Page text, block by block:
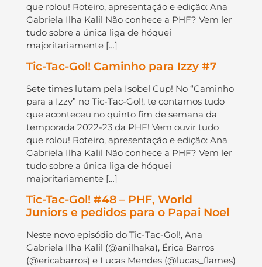
que rolou! Roteiro, apresentação e edição: Ana
Gabriela Ilha Kalil Não conhece a PHF? Vem ler
tudo sobre a única liga de hóquei
majoritariamente […]
Tic-Tac-Gol! Caminho para Izzy #7
Sete times lutam pela Isobel Cup! No “Caminho
para a Izzy” no Tic-Tac-Gol!, te contamos tudo
que aconteceu no quinto fim de semana da
temporada 2022-23 da PHF! Vem ouvir tudo
que rolou! Roteiro, apresentação e edição: Ana
Gabriela Ilha Kalil Não conhece a PHF? Vem ler
tudo sobre a única liga de hóquei
majoritariamente […]
Tic-Tac-Gol! #48 – PHF, World
Juniors e pedidos para o Papai Noel
Neste novo episódio do Tic-Tac-Gol!, Ana
Gabriela Ilha Kalil (@anilhaka), Érica Barros
(@ericabarros) e Lucas Mendes (@lucas_flames)